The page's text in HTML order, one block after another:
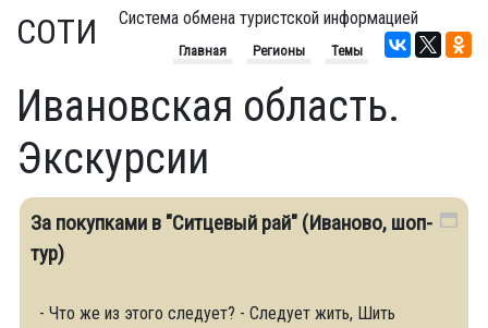
СОТИ Система обмена туристской информацией
Главная Регионы Темы
Ивановская область.
Экскурсии
За покупками в "Ситцевый рай" (Иваново, шоп-
тур)
- Что же из этого следует? - Следует жить, Шить